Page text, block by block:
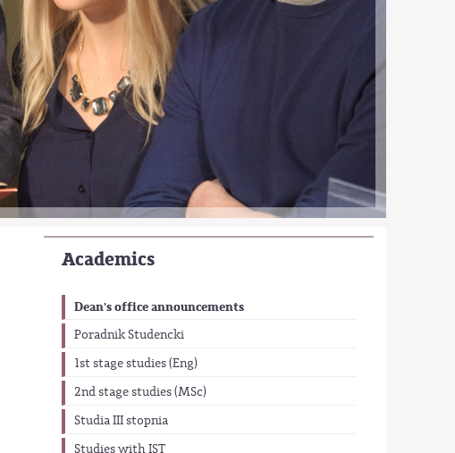
Academics
Dean's office announcements
Poradnik Studencki
1st stage studies (Eng)
2nd stage studies (MSc)
Studia III stopnia
Studies with IST